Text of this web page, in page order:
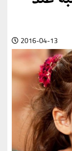
2016-04-13